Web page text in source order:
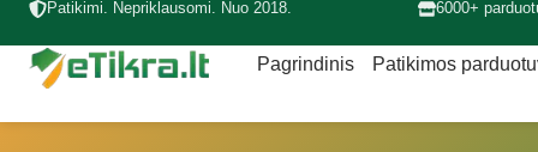
Patikimi. Nepriklausomi. Nuo 2018. 6000+
Pagrindinis Patikimos